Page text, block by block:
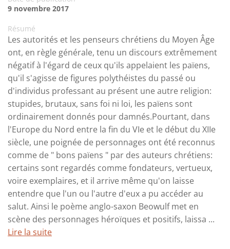
9 novembre 2017
Résumé
Les autorités et les penseurs chrétiens du Moyen Âge
ont, en règle générale, tenu un discours extrêmement
négatif à l'égard de ceux qu'ils appelaient les païens,
qu'il s'agisse de figures polythéistes du passé ou
d'individus professant au présent une autre religion:
stupides, brutaux, sans foi ni loi, les païens sont
ordinairement donnés pour damnés.Pourtant, dans
l'Europe du Nord entre la fin du VIe et le début du XIIe
siècle, une poignée de personnages ont été reconnus
comme de " bons païens " par des auteurs chrétiens:
certains sont regardés comme fondateurs, vertueux,
voire exemplaires, et il arrive même qu'on laisse
entendre que l'un ou l'autre d'eux a pu accéder au
salut. Ainsi le poème anglo-saxon Beowulf met en
scène des personnages héroïques et positifs, laissa ...
Lire la suite